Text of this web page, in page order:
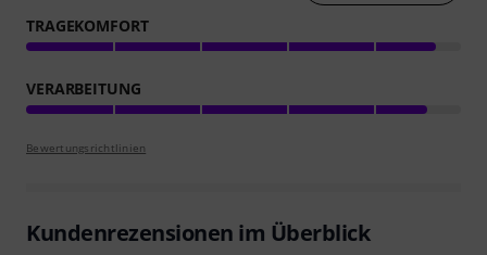
TRAGEKOMFORT
VERARBEITUNG
Bewertungsrichtlinien
Kundenrezensionen im Überblick